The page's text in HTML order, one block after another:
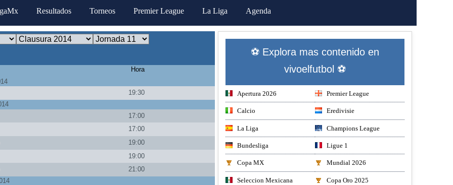
Resultados Torneos Premier League La Liga Agenda
Hora
19:30
17:00
17:00
19:00
19:00
21:00
⚽ Explora mas contenido en
vivoelfutbol ⚽
Apertura 2026 Premier League
Calcio Eredivisie
La Liga Champions League
Bundesliga Ligue 1
Copa MX Mundial 2026
Seleccion Mexicana Copa Oro 2025